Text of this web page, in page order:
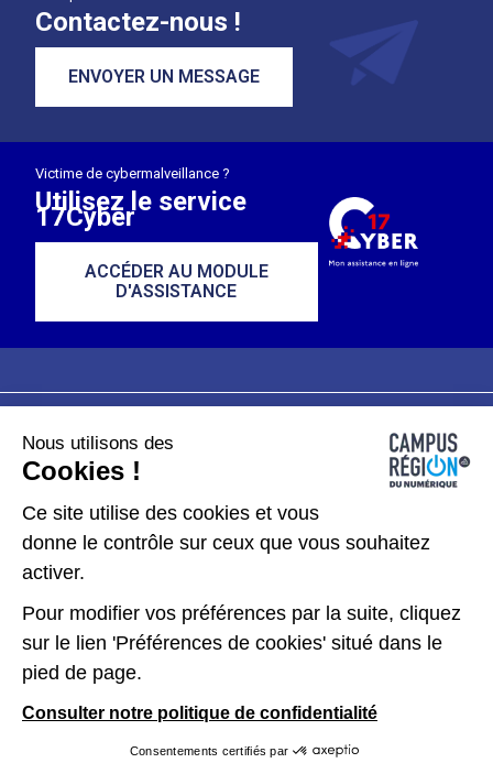
Contactez-nous !
ENVOYER UN MESSAGE
Victime de cybermalveillance ?
Utilisez le service
17Cyber
ACCÉDER AU MODULE
D'ASSISTANCE
Plan du site
Données personnelles
Gérer les cookies
Kit de communication
Accessibilité : partiellement conforme
Nous utilisons des
Cookies !
Ce site utilise des cookies et vous
donne le contrôle sur ceux que vous souhaitez
activer.
Pour modifier vos préférences par la suite, cliquez
sur le lien 'Préférences de cookies' situé dans le
pied de page.
Consulter notre politique de confidentialité
Consentements certifiés par